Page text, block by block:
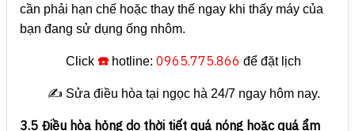
cần phải hạn chế hoặc thay thế ngay khi thấy máy của
bạn đang sử dụng ống nhôm.
Click ☎️ hotline: 0965.775.866 để đặt lịch
✍️ Sửa điều hòa tại ngọc hà 24/7 ngay hôm nay.
3.5 Điều hòa hỏng do thời tiết quá nóng hoặc quá ẩm